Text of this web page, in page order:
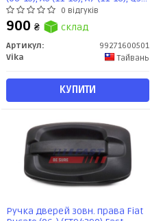
(12-18), Q5 (09-17) (99271600501)
VIKA
0 відгуків
900 ₴ склад
Артикул:
99271600501
Vika
Тайвань
КУПИТИ
Ручка дверей зовн. права Fiat